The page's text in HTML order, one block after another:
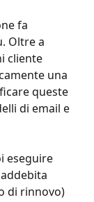
fa
Oltre a
cliente
una
queste
di email e
eseguire
di rinnovo)